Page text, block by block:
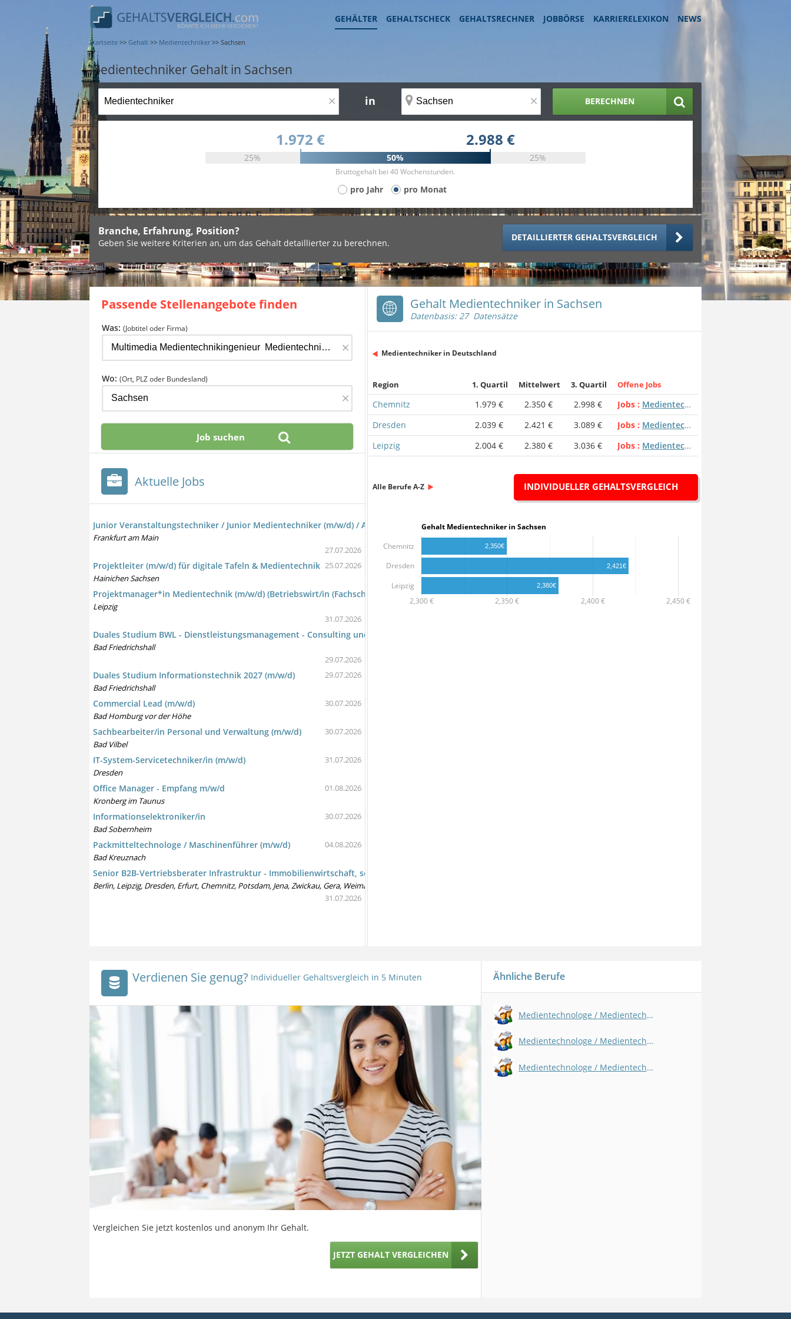
GEHÄLTER GEHALTSCHECK GEHALTSRECHNER JOBBÖRSE KARRIERELEXIKON NEWS
Startseite >> Gehalt >> Medientechniker >> Sachsen
Medientechniker Gehalt in Sachsen
× in × BERECHNEN
1.972 € 2.988 €
25% 50% 25%
Bruttogehalt bei 40 Wochenstunden.
pro Jahr pro Monat
Branche, Erfahrung, Position?
Geben Sie weitere Kriterien an, um das Gehalt detaillierter zu berechnen.
DETAILLIERTER GEHALTSVERGLEICH
Gehalt Medientechniker in Sachsen
Datenbasis: 27 Datensätze
Medientechniker in Deutschland
Region 1. Quartil Mittelwert 3. Quartil Offene Jobs
Chemnitz 1.979 € 2.350 € 2.998 € Jobs
Medientechniker
Dresden
2.039 € 2.421 € 3.089 € Jobs
Medientechniker
Leipzig
2.004 € 2.380 € 3.036 € Jobs Medientechniker
Alle Berufe A-Z INDIVIDUELLER GEHALTSVERGLEICH
Gehalt Medientechniker in Sachsen
2,300 € 2,350 € 2,400 € 2,450 €
Chemnitz
Dresden
Leipzig
2,350€
2,421€
2,380€
Passende Stellenangebote finden
Was: (Jobtitel oder Firma)
×
Wo: (Ort, PLZ oder Bundesland)
×
Aktuelle Jobs
Junior Veranstaltungstechniker / Junior Medientechniker (m/w/d) / AV Technik / Konferenztechnik
Frankfurt am Main
27.07.2026
Projektleiter (m/w/d) für digitale Tafeln & Medientechnik
Hainichen Sachsen
25.07.2026
Projektmanager*in Medientechnik (m/w/d) (Betriebswirt/in (Fachschule) - Projektmanagement)
Leipzig
31.07.2026
Duales Studium BWL - Dienstleistungsmanagement - Consulting und Sales 2027 (m/w/d)
Bad Friedrichshall
29.07.2026
Duales Studium Informationstechnik 2027 (m/w/d)
Bad Friedrichshall
29.07.2026
Commercial Lead (m/w/d)
Bad Homburg vor der Höhe
30.07.2026
Sachbearbeiter/in Personal und Verwaltung (m/w/d)
Bad Vilbel
30.07.2026
IT-System-Servicetechniker/in (m/w/d)
Dresden
31.07.2026
Office Manager - Empfang m/w/d
Kronberg im Taunus
01.08.2026
Informationselektroniker/in
Bad Sobernheim
30.07.2026
Packmitteltechnologe / Maschinenführer (m/w/d)
Bad Kreuznach
04.08.2026
Senior B2B-Vertriebsberater Infrastruktur - Immobilienwirtschaft, selbständig (m/w/d)
Berlin, Leipzig, Dresden, Erfurt, Chemnitz, Potsdam, Jena, Zwickau, Gera, Weimar, Mühlhausen, Fürth
31.07.2026
Verdienen Sie genug? Individueller Gehaltsvergleich in 5 Minuten
Vergleichen Sie jetzt kostenlos und anonym Ihr Gehalt.
JETZT GEHALT VERGLEICHEN
Ähnliche Berufe
Medientechnologe / Medientechnologin - Druck
Medientechnologe / Medientechnologin - Druckverarbeitung
Medientechnologe / Medientechnologin - Siebdruck